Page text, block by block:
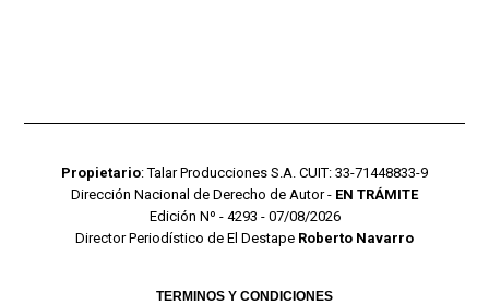
Propietario: Talar Producciones S.A. CUIT: 33-71448833-9
Dirección Nacional de Derecho de Autor - EN TRÁMITE
Edición Nº - 4293 - 07/08/2026
Director Periodístico de El Destape Roberto Navarro
TERMINOS Y CONDICIONES